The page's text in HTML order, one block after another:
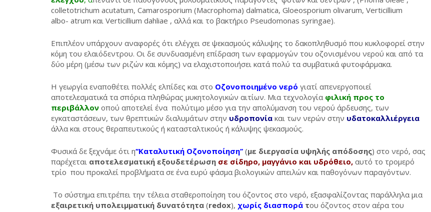
colletotrichum acutatum, Camarosporium (Macrophoma) dalmatica, Gloeosporium olivarum, Verticillium
albo- atrum και Verticillium dahliae , αλλά και το βακτήριο Pseudomonas syringae).
Επιπλέον υπάρχουν αναφορές ότι ελέγχει σε ψεκασμούς κάλυψης το δακοπληθυσμό που κυκλοφορεί στην
κόμη του ελαιόδεντρου. Οι δε συνδυασμένη επίδραση των εφαρμογών του οζονισμένου νερού και από τα
δύο μέρη (μέσω των ριζών και κόμης) να ελαχιστοποιήσει κατά πολύ τα συμβατικά φυτοφάρμακα.
Η γεωργία εναποθέτει πολλές ελπίδες και στο Οζονοποιημένο νερό γιατί απενεργοποιεί
αποτελεσματικά τα σπόρια πληθώρας μυκητολογικών αιτίων. Μια τεχνολογία φιλική προς το
περιβάλλον οπού αποτελεί ένα πολύτιμο μέσο για την απολύμανση του νερού άρδευσης, των
εγκαταστάσεων, των θρεπτικών διαλυμάτων στην υδροπονία και των νερών στην υδατοκαλλιέργεια
άλλα και στους θεραπευτικούς ή κατασταλτικούς ή κάλυψης ψεκασμούς.
Φυσικά δε ξεχνάμε ότι η‘‘Καταλυτική Οζονοποίηση’’ (με διεργασία υψηλής απόδοσης) στο νερό, σας
παρέχεται αποτελεσματική εξουδετέρωση σε σίδηρο, μαγγάνιο και υδρόθειο, αυτό το τρομερό
τρίο που προκαλεί προβλήματα σε ένα ευρύ φάσμα βιολογικών απειλών και παθογόνων παραγόντων.
Το σύστημα επιτρέπει την τέλεια σταθεροποίηση του όζοντος στο νερό, εξασφαλίζοντας παράλληλα μια
εξαιρετική υπολειμματική δυνατότητα (redox), χωρίς διασπορά του όζοντος στον αέρα του